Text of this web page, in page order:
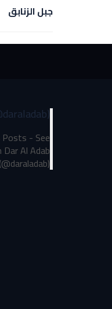
جبل الزنابق
- See
Al Adab
(@daraladab)